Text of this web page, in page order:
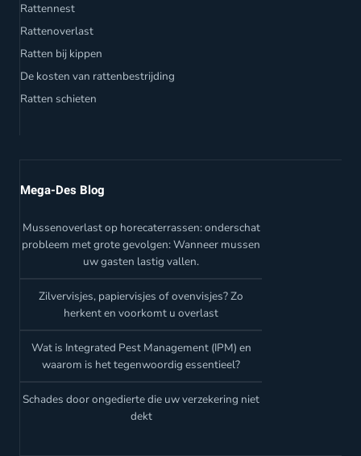
Rattennest
Rattenoverlast
Ratten bij kippen
De kosten van rattenbestrijding
Ratten schieten
Mega-Des Blog
Mussenoverlast op horecaterrassen: onderschat
probleem met grote gevolgen: Wanneer mussen
uw gasten lastig vallen.
Zilvervisjes, papiervisjes of ovenvisjes? Zo
herkent en voorkomt u overlast
Wat is Integrated Pest Management (IPM) en
waarom is het tegenwoordig essentieel?
Schades door ongedierte die uw verzekering niet
dekt